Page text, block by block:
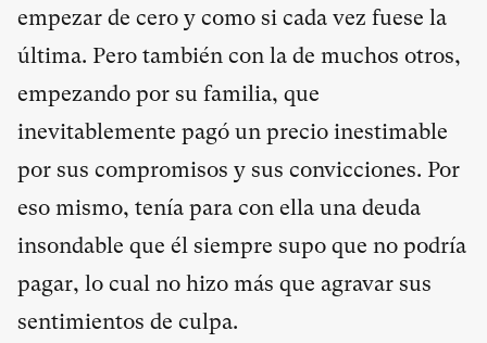
empezar de cero y como si cada vez fuese la
última. Pero también con la de muchos otros,
empezando por su familia, que
inevitablemente pagó un precio inestimable
por sus compromisos y sus convicciones. Por
eso mismo, tenía para con ella una deuda
insondable que él siempre supo que no podría
pagar, lo cual no hizo más que agravar sus
sentimientos de culpa.